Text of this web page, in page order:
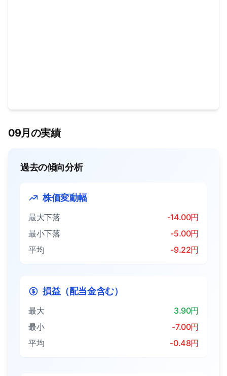
09月の実績
過去の傾向分析
株価変動幅
最大下落
-14.00円
最小下落
-5.00円
平均
-9.22円
損益（配当金含む）
最大
3.90円
最小
-7.00円
平均
-0.48円